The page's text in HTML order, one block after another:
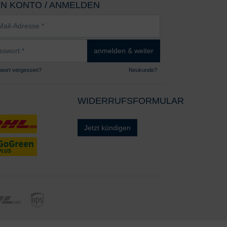
KONTO / ANMELDEN
anmelden & weiter
vergessen? Neukunde?
WIDERRUFSFORMULAR
Jetzt kündigen